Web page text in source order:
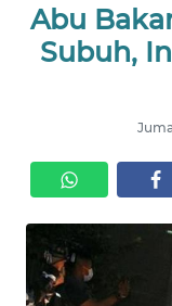
Abu
Subuh,
NASIONAL
KRIMINAL
EKUIN